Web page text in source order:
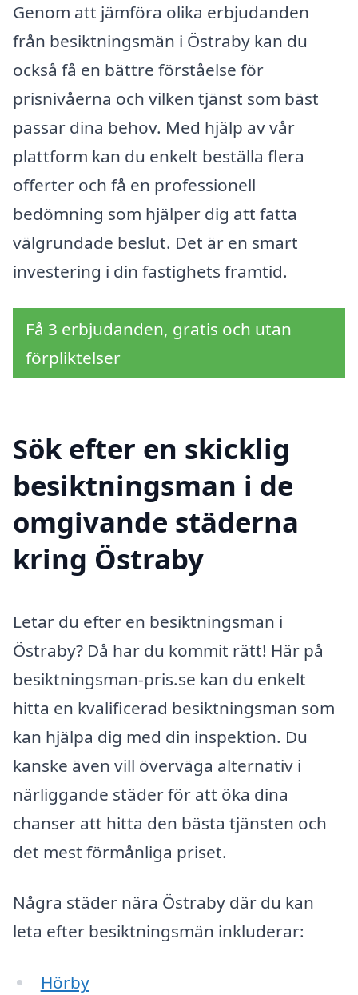
Genom att jämföra olika erbjudanden
från besiktningsmän i Östraby kan du
också få en bättre förståelse för
prisnivåerna och vilken tjänst som bäst
passar dina behov. Med hjälp av vår
plattform kan du enkelt beställa flera
offerter och få en professionell
bedömning som hjälper dig att fatta
välgrundade beslut. Det är en smart
investering i din fastighets framtid.
Få 3 erbjudanden, gratis och utan
förpliktelser
Sök efter en skicklig
besiktningsman i de
omgivande städerna
kring Östraby
Letar du efter en besiktningsman i
Östraby? Då har du kommit rätt! Här på
besiktningsman-pris.se kan du enkelt
hitta en kvalificerad besiktningsman som
kan hjälpa dig med din inspektion. Du
kanske även vill överväga alternativ i
närliggande städer för att öka dina
chanser att hitta den bästa tjänsten och
det mest förmånliga priset.
Några städer nära Östraby där du kan
leta efter besiktningsmän inkluderar:
Hörby